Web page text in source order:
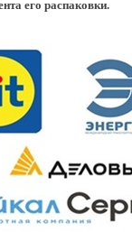
его распаковки.